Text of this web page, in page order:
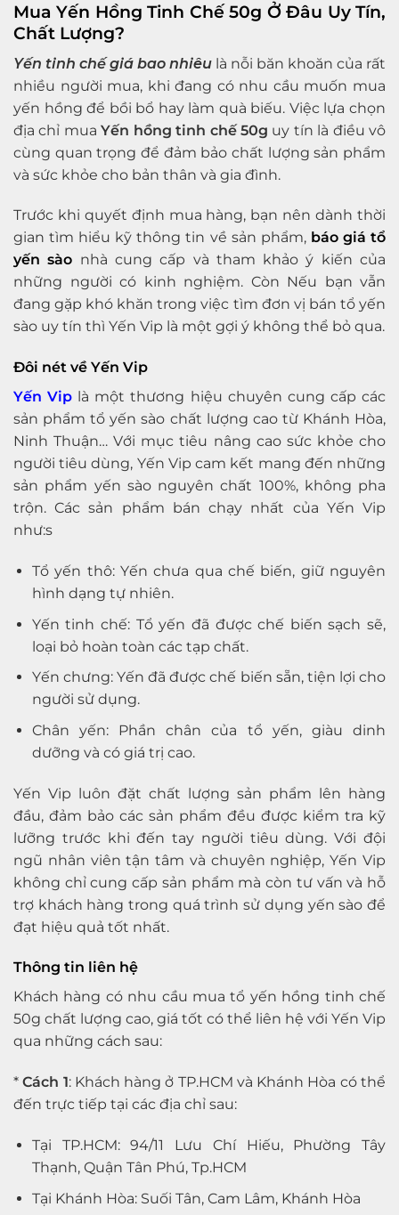
Mua Yến Hồng Tinh Chế 50g Ở Đâu Uy Tín,
Chất Lượng?
Yến tinh chế giá bao nhiêu là nỗi băn khoăn của rất
nhiều người mua, khi đang có nhu cầu muốn mua
yến hồng để bồi bổ hay làm quà biếu. Việc lựa chọn
địa chỉ muaYến hồng tinh chế 50g uy tín là điều vô
cùng quan trọng để đảm bảo chất lượng sản phẩm
và sức khỏe cho bản thân và gia đình.
Trước khi quyết định mua hàng, bạn nên dành thời
gian tìm hiểu kỹ thông tin về sản phẩm, báo giá tổ
yến sào nhà cung cấp và tham khảo ý kiến của
những người có kinh nghiệm. Còn Nếu bạn vẫn
đang gặp khó khăn trong việc tìm đơn vị bán tổ yến
sào uy tín thì Yến Vip là một gợi ý không thể bỏ qua.
Đôi nét về Yến Vip
Yến Vip là một thương hiệu chuyên cung cấp các
sản phẩm tổ yến sào chất lượng cao từ Khánh Hòa,
Ninh Thuận… Với mục tiêu nâng cao sức khỏe cho
người tiêu dùng, Yến Vip cam kết mang đến những
sản phẩm yến sào nguyên chất 100%, không pha
trộn. Các sản phẩm bán chạy nhất của Yến Vip
như:s
Tổ yến thô: Yến chưa qua chế biến, giữ nguyên
hình dạng tự nhiên.
Yến tinh chế: Tổ yến đã được chế biến sạch sẽ,
loại bỏ hoàn toàn các tạp chất.
Yến chưng: Yến đã được chế biến sẵn, tiện lợi cho
người sử dụng.
Chân yến: Phần chân của tổ yến, giàu dinh
dưỡng và có giá trị cao.
Yến Vip luôn đặt chất lượng sản phẩm lên hàng
đầu, đảm bảo các sản phẩm đều được kiểm tra kỹ
lưỡng trước khi đến tay người tiêu dùng. Với đội
ngũ nhân viên tận tâm và chuyên nghiệp, Yến Vip
không chỉ cung cấp sản phẩm mà còn tư vấn và hỗ
trợ khách hàng trong quá trình sử dụng yến sào để
đạt hiệu quả tốt nhất.
Thông tin liên hệ
Khách hàng có nhu cầu mua tổ yến hồng tinh chế
50g chất lượng cao, giá tốt có thể liên hệ với Yến Vip
qua những cách sau:
*Cách 1: Khách hàng ở TP.HCM và Khánh Hòa có thể
đến trực tiếp tại các địa chỉ sau:
Tại TP.HCM: 94/11 Lưu Chí Hiếu, Phường Tây
Thạnh, Quận Tân Phú, Tp.HCM
Tại Khánh Hòa: Suối Tân, Cam Lâm, Khánh Hòa